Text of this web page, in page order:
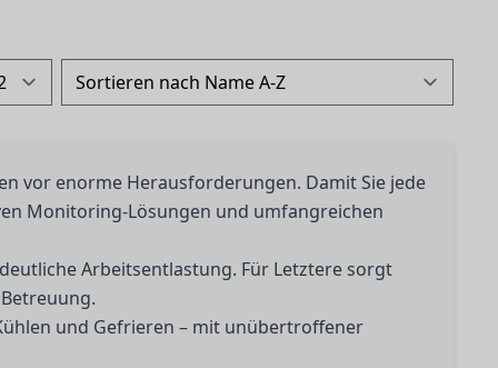
vor enorme Herausforderungen. Damit Sie jede
Monitoring-Lösungen und umfangreichen
Arbeitsentlastung. Für Letztere sorgt
und Gefrieren – mit unübertroffener